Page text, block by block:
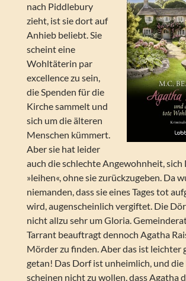
nach Piddlebury
zieht, ist sie dort auf
Anhieb beliebt. Sie
scheint eine
Wohltäterin par
excellence zu sein,
die Spenden für die
Kirche sammelt und
sich um die älteren
Menschen kümmert.
Aber sie hat leider
auch die schlechte Angewohnheit, sich
»leihen«, ohne sie zurückzugeben. Da
niemanden, dass sie eines Tages tot
wird, augenscheinlich vergiftet. Die
nicht allzu sehr um Gloria.
Tarrant beauftragt dennoch Agatha
Mörder zu finden. Aber das ist leichter
getan! Das Dorf ist unheimlich, und
scheinen nicht zu wollen, dass Agatha